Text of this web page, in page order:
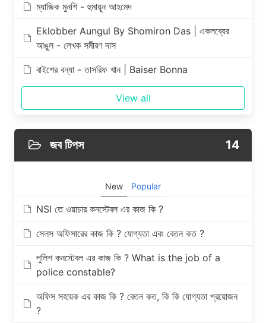
ম্যাজিক মুনশি - হুমায়ূন আহমেদ
Eklobber Aungul By Shomiron Das | একলব্যের
আঙুল - লেখক সমীরণ দাস
বাইশের বন্যা - তাসরিফ খান | Baiser Bonna
View all
জব টিপস 14
New Popular
NSI তে ওয়াচার কনস্টেবল এর কাজ কি ?
সেলস অফিসারের কাজ কি ? যোগ্যতা এবং বেতন কত ?
পুলিশ কনস্টেবল এর কাজ কি ? What is the job of a
police constable?
অফিস সহায়ক এর কাজ কি ? বেতন কত, কি কি যোগ্যতা প্রয়োজন
?